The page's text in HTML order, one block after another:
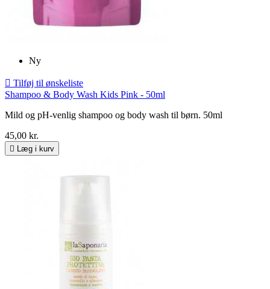
Ny
 Tilføj til ønskeliste
Shampoo & Body Wash Kids Pink - 50ml
Mild og pH-venlig shampoo og body wash til børn. 50ml
45,00 kr.
 Læg i kurv